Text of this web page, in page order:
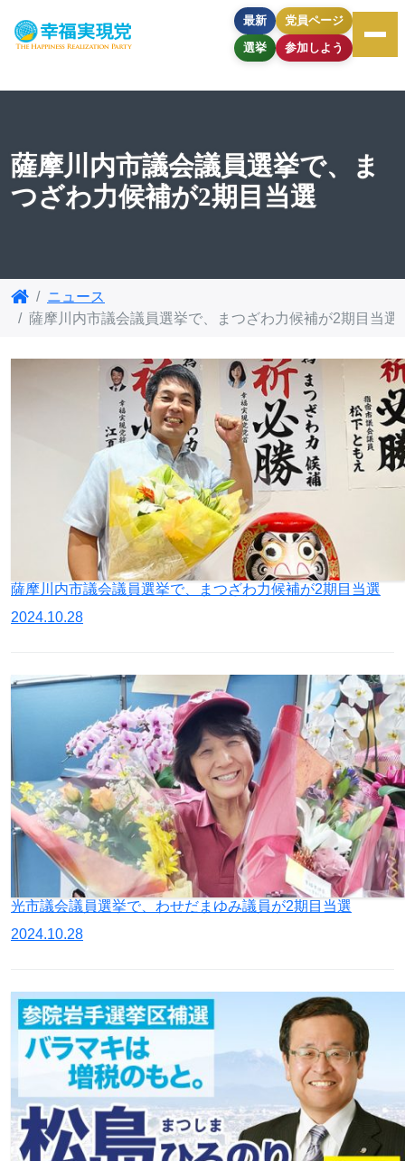
最新
選挙
党員ページ
参加しよう
薩摩川内市議会議員選挙で、ま
つざわ力候補が2期目当選
ニュース
薩摩川内市議会議員選挙で、まつざわ力候補が2期目当選
薩摩川内市議会議員選挙で、まつざわ力候補が2期目当選
2024.10.28
光市議会議員選挙で、わせだまゆみ議員が2期目当選
2024.10.28